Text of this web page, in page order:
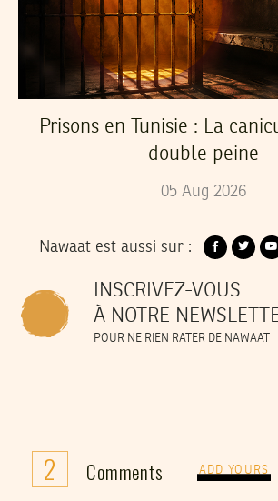
Prisons en Tunisie : La
double peine
05 Aug 2026
Nawaat est aussi sur :
INSCRIVEZ-VOUS
À NOTRE
POUR NE RIEN RATER DE NAWAAT
2 Comments ADD YOURS